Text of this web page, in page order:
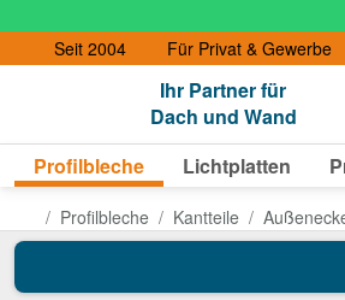
Seit 2004
Für Privat & Gewerbe
Ihr Partner für
Dach und Wand
Profilbleche Lichtplatten
Profilbleche Kantteile